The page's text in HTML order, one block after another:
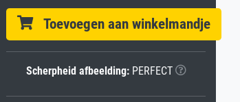
Toevoegen aan winkelmandje
Scherpheid afbeelding:PERFECT